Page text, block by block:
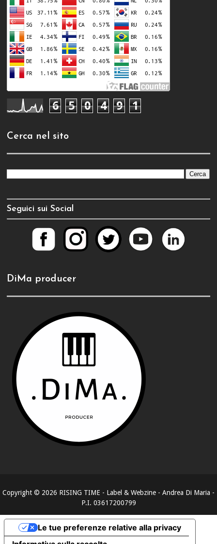
6 5 0 4 9 1
Cerca nel sito
Seguici sui Social
DiMa producer
Copyright © 2026 RISING TIME - Label & Webzine - Andrea Di Maria -
P.I. 03617200799
Le tue preferenze relative alla privacy